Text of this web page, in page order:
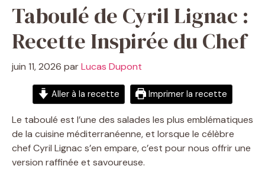
Taboulé de Cyril Lignac :
Recette Inspirée du Chef
juin 11, 2026 parLucas Dupont
Aller à la recette Imprimer la recette
Le taboulé est l’une des salades les plus emblématiques
de la cuisine méditerranéenne, et lorsque le célèbre
chef Cyril Lignac s’en empare, c’est pour nous offrir une
version raffinée et savoureuse.